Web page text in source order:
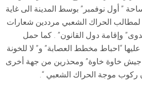
” أول نوفمبر” بوسط المدينة الى غاية
لمطالب الحراك الشعبي مرددين شعارات
وإقامة دول القانون” . كما حمل
“احباط مخطط العصابة” و” لا للخونة
جيش خاوة خاوة” ومحذرين من جهة أخرى
ركوب موجة الحراك الشعبي “.